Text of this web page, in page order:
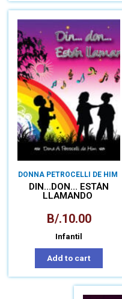
DONNA PETROCELLI DE HIM
DIN…DON… ESTÁN
LLAMANDO
B/.10.00
Infantil
Add to cart